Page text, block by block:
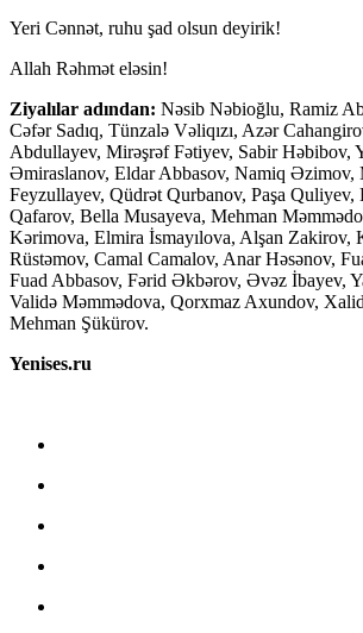
Yeri Cənnət, ruhu şad olsun deyirik!
Allah Rəhmət eləsin!
Ziyalılar adından: Nəsib Nəbioğlu, Ramiz
Cəfər Sadıq, Tünzalə Vəliqızı, Azər
Abdullayev, Mirəşrəf Fətiyev, Sabir Həbibov,
Əmiraslanov, Eldar Abbasov, Namiq Əzimov,
Feyzullayev, Qüdrət Qurbanov, Paşa Quliyev,
Qafarov, Bella Musayeva, Mehman
Kərimova, Elmira İsmayılova, Alşan Zakirov,
Rüstəmov, Camal Camalov, Anar Həsənov,
Fuad Abbasov, Fərid Əkbərov, Əvəz İbayev,
Validə Məmmədova, Qorxmaz Axundov,
Mehman Şükürov.
Yenises.ru